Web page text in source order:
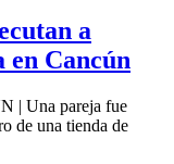
a
en Cancún
| Una pareja fue
de una tienda de